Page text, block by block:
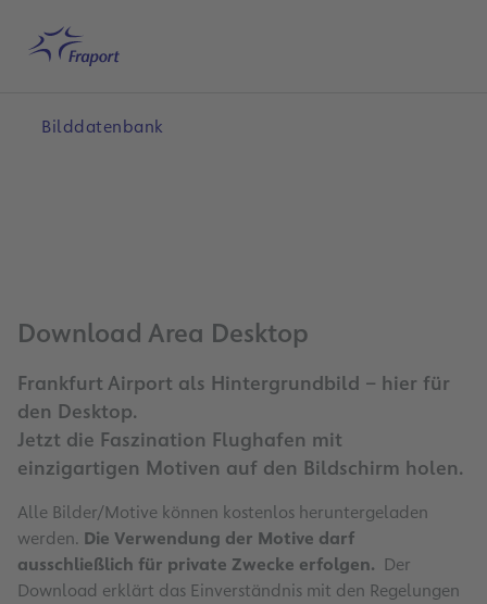
Startseite
Bilddatenbank
Download Area Desktop
Frankfurt Airport als Hintergrundbild – hier für
den Desktop.
Jetzt die Faszination Flughafen mit
einzigartigen Motiven auf den Bildschirm holen.
Alle Bilder/Motive können kostenlos heruntergeladen
werden. Die Verwendung der Motive darf
ausschließlich für private Zwecke erfolgen. Der
Download erklärt das Einverständnis mit den Regelungen